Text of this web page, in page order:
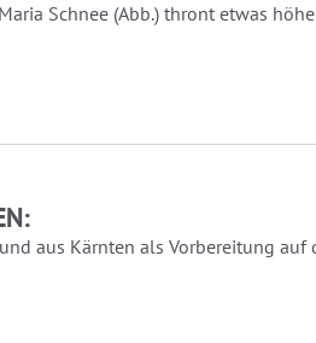
Schnee (Abb.) thront etwas
aus Kärnten als Vorbereitung auf